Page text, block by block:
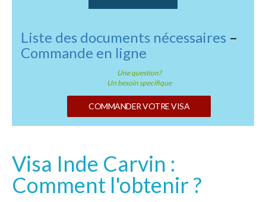
Liste des documents nécessaires –
Commande en ligne
Une question?
Un besoin specifique
COMMANDER VOTRE VISA
Visa Inde Carvin :
Comment l'obtenir ?